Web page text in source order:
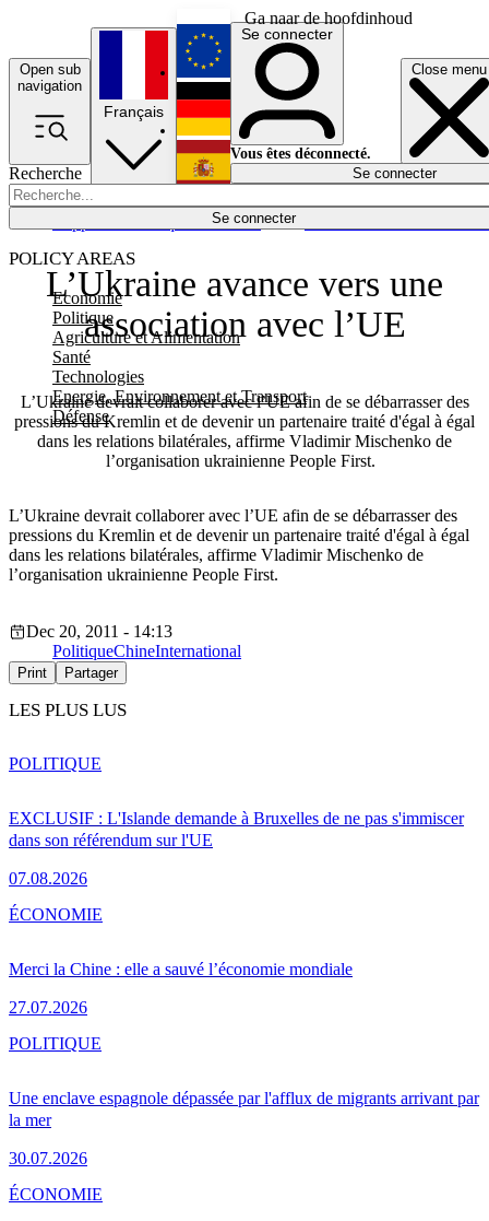
Ga naar de hoofdinhoud
Open sub
navigation
Close menu
Recherche
Se connecter
POLICY AREAS
Economie
Politique
Agriculture et Alimentation
Santé
Technologies
Energie, Environnement et Transport
Défense
Économie
Français
English
Deutsch
Español
Se connecter
Vous êtes déconnecté.
Se connecter
L’Ukraine avance vers une
association avec l’UE
L’Ukraine devrait collaborer avec l’UE afin de se débarrasser des
pressions du Kremlin et de devenir un partenaire traité d'égal à égal
dans les relations bilatérales, affirme Vladimir Mischenko de
l’organisation ukrainienne People First.
L’Ukraine devrait collaborer avec l’UE afin de se débarrasser des
pressions du Kremlin et de devenir un partenaire traité d'égal à égal
dans les relations bilatérales, affirme Vladimir Mischenko de
l’organisation ukrainienne People First.
Dec 20, 2011 - 14:13
PolitiqueChineInternational
Print Partager
LES PLUS LUS
EXCLUSIF : L'Islande demande à Bruxelles de ne pas s'immiscer
dans son référendum sur l'UE
07.08.2026
POLITIQUE
Merci la Chine : elle a sauvé l’économie mondiale
27.07.2026
ÉCONOMIE
Une enclave espagnole dépassée par l'afflux de migrants arrivant par
la mer
30.07.2026
POLITIQUE
ÉCONOMIE